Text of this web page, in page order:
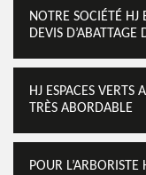
NOTRE SOCIÉTÉ HJ
DEVIS D’ABATTAGE
HJ ESPACES VERTS
TRÈS ABORDABLE
POUR L’ARBORISTE